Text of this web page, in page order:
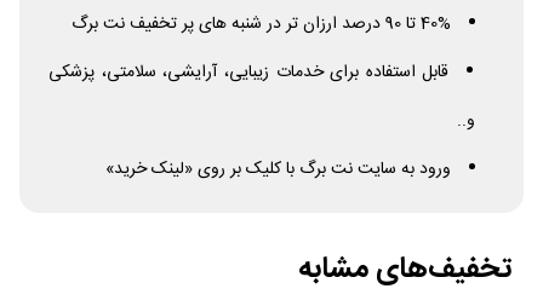
40% تا 90 درصد ارزان تر در شنبه های پر تخفیف نت برگ
قابل استفاده برای خدمات زیبایی، آرایشی، سلامتی، پزشکی
و..
ورود به سایت نت برگ با کلیک بر روی «لینک خرید»
تخفیف‌های مشابه